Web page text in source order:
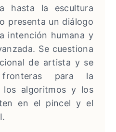
hasta la escultura
presenta un diálogo
intención humana y
Se cuestiona
de artista y se
para la
los algoritmos y los
en el pincel y el